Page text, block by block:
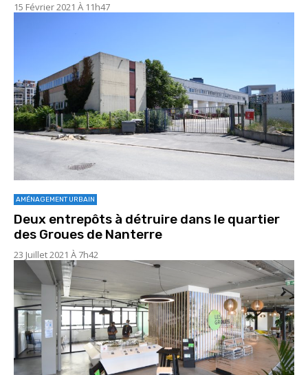
15 Février 2021 À 11h47
AMÉNAGEMENT URBAIN
Deux entrepôts à détruire dans le quartier
des Groues de Nanterre
23 Juillet 2021 À 7h42